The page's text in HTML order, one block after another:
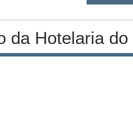
da Hotelaria do